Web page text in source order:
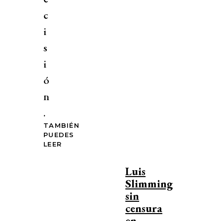
c
i
s
i
ó
n
.
TAMBIÉN
PUEDES
LEER
Luis
Slimming
sin
censura